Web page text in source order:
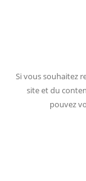
Si vous souhaitez
site et du
pouvez